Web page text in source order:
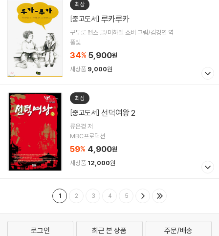
최상
[중고도서] 루카루카
구두룬 멥스 글/미하엘 쇼버 그림/김경연 역
풀빛
34% 5,900원
새상품 9,000원
최상
[중고도서] 선덕여왕 2
류은경 저
MBC프로덕션
59% 4,900원
새상품 12,000원
1 2 3 4 5
로그인 최근 본 상품 주문/배송